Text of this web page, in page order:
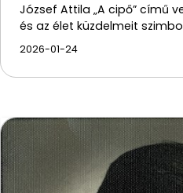
József Attila „A cipő” című
és az élet küzdelmeit
2026-01-24